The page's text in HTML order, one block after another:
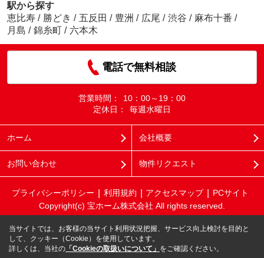
駅から探す
恵比寿 / 勝どき / 五反田 / 豊洲 / 広尾 / 渋谷 / 麻布十番 /
月島 / 錦糸町 / 六本木
電話で無料相談
営業時間：
10：00～19：00
定休日：
毎週水曜日
ホーム 会社概要
お問い合わせ 物件リクエスト
プライバシーポリシー 利用規約 アクセスマップ
PCサイト
Copyright(c) 宝ホーム株式会社 All rights reserved.
当サイトでは、お客様の当サイト利用状況把握、サービス向上検討を目的と
して、クッキー（Cookie）を使用しています。
詳しくは、当社の 「Cookieの取扱いについて」 をご確認ください。